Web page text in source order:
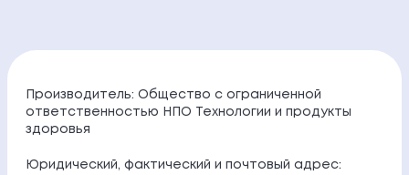
Производитель: Общество с ограниченной
ответственностью НПО Технологии и продукты
здоровья
Юридический, фактический и почтовый адрес: